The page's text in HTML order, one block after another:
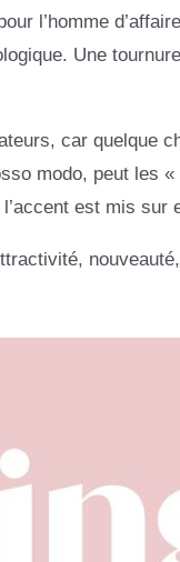
l’homme
Une
car quelque
modo, peut les
est mis sur